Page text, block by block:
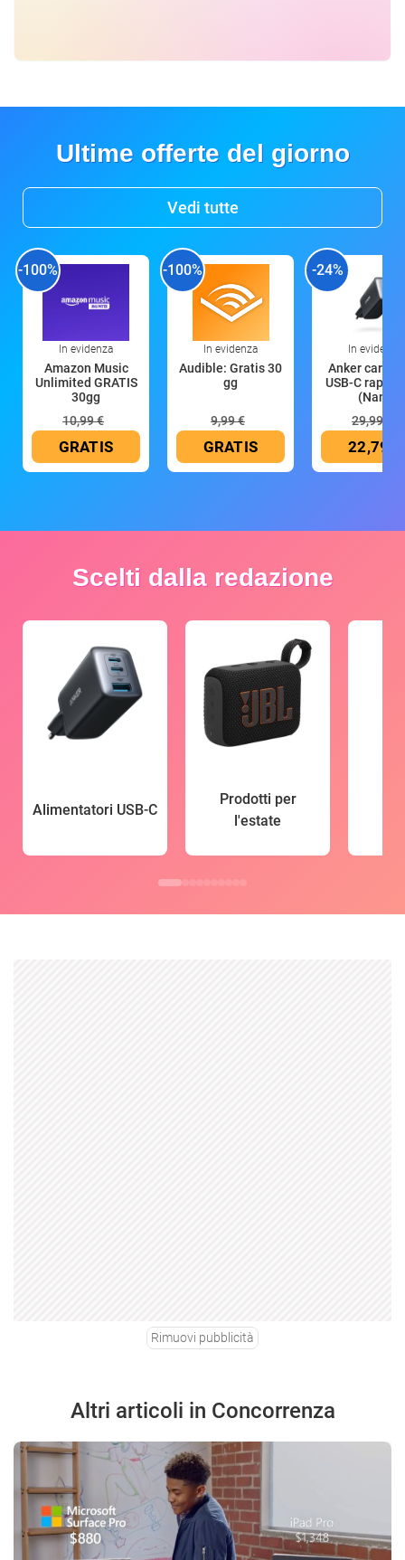
Ultime offerte del giorno
Vedi tutte
-100%
In evidenza
Amazon Music
Unlimited GRATIS
30gg
10,99 €
GRATIS
-100%
In evidenza
Audible: Gratis 30
gg
9,99 €
GRATIS
-24%
In evidenza
Anker
USB-C rapido
(Nano
29,99 €
22,79 €
Scelti dalla redazione
Alimentatori USB-C
Prodotti per
l'estate
Rimuovi pubblicità
Altri articoli in Concorrenza